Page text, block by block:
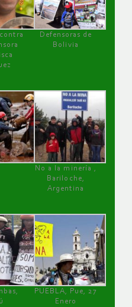
Defensoras de
Bolivia
No a la minería ,
Bariloche,
Argentina
PUEBLA, Pue, 27
Enero